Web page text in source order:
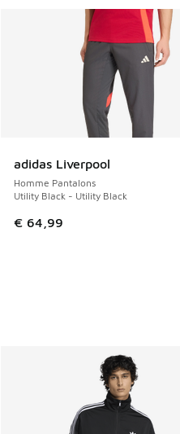
adidas Liverpool
Homme Pantalons
Utility Black - Utility Black
€ 64,99